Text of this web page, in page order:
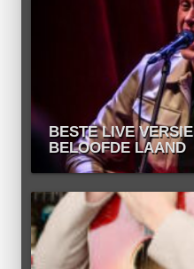
BESTE LIVE VERSIE
BELOOFDE LAAND